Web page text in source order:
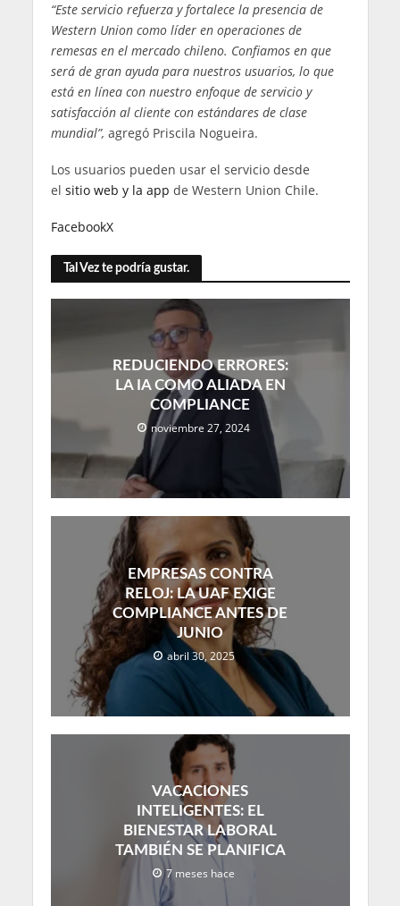
“Este servicio refuerza y fortalece la presencia de
Western Union como líder en operaciones de
remesas en el mercado chileno. Confiamos en que
será de gran ayuda para nuestros usuarios, lo que
está en línea con nuestro enfoque de servicio y
satisfacción al cliente con estándares de clase
mundial”, agregó Priscila Nogueira.
Los usuarios pueden usar el servicio desde
el sitio web y la app de Western Union Chile.
FacebookX
Tal Vez te podría gustar.
REDUCIENDO ERRORES:
LA IA COMO ALIADA EN
COMPLIANCE
noviembre 27, 2024
EMPRESAS CONTRA
RELOJ: LA UAF EXIGE
COMPLIANCE ANTES DE
JUNIO
abril 30, 2025
VACACIONES
INTELIGENTES: EL
BIENESTAR LABORAL
TAMBIÉN SE PLANIFICA
7 meses hace